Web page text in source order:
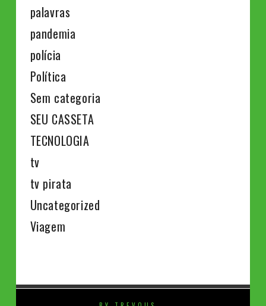
palavras
pandemia
polícia
Política
Sem categoria
SEU CASSETA
TECNOLOGIA
tv
tv pirata
Uncategorized
Viagem